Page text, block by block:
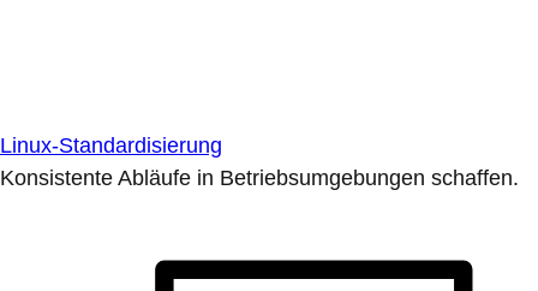
Linux-Standardisierung
Konsistente Abläufe in Betriebsumgebungen schaffen.